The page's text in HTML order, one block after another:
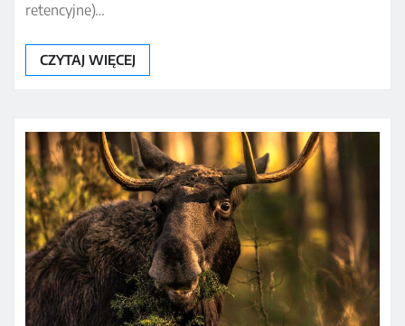
retencyjne)…
CZYTAJ WIĘCEJ